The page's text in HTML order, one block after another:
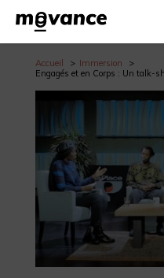
Accueil
Immersion
Engagés et en Corps : Un talk-